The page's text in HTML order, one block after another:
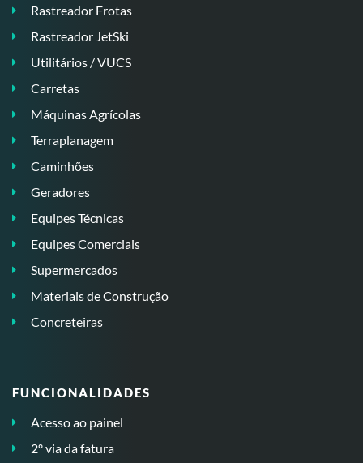
Rastreador Frotas
Rastreador JetSki
Utilitários / VUCS
Carretas
Máquinas Agrícolas
Terraplanagem
Caminhões
Geradores
Equipes Técnicas
Equipes Comerciais
Supermercados
Materiais de Construção
Concreteiras
FUNCIONALIDADES
Acesso ao painel
2º via da fatura